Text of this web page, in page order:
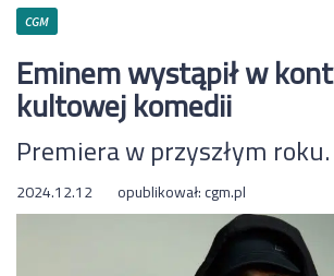
CGM
Eminem wystąpił w
kultowej komedii
Premiera w przyszłym roku.
2024.12.12 opublikował:cgm.pl